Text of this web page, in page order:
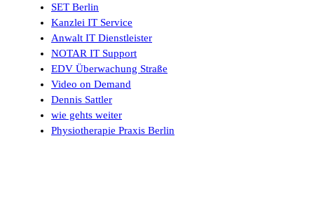
SET Berlin
Kanzlei IT Service
Anwalt IT Dienstleister
NOTAR IT Support
EDV Überwachung Straße
Video on Demand
Dennis Sattler
wie gehts weiter
Physiotherapie Praxis Berlin